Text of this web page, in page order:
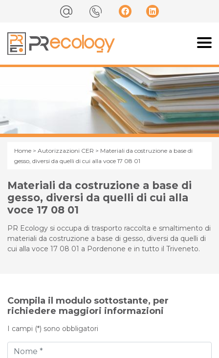
Home > Autorizzazioni CER > Materiali da costruzione a base di
gesso, diversi da quelli di cui alla voce 17 08 01
Materiali da costruzione a base di
gesso, diversi da quelli di cui alla
voce 17 08 01
PR Ecology si occupa di trasporto raccolta e smaltimento di
materiali da costruzione a base di gesso, diversi da quelli di
cui alla voce 17 08 01 a Pordenone e in tutto il Triveneto.
Compila il modulo sottostante, per
richiedere maggiori informazioni
I campi (*) sono obbligatori
Nome